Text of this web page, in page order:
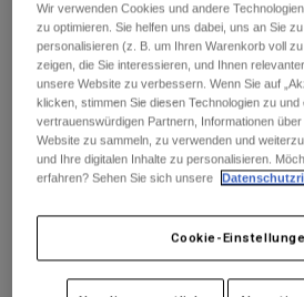
Handschuhe
Protektoren
Brillen
Socken
Ersatzteile
Brillen
Socken
Taschen & Zubehör
T-Shirts & Tops
Hoodies und Pullover
Jacken
Hosen
Shirts
Alle anzeigen
Moto
Helme
Jerseys
Hosen
Stiefel
Kairos Tech Tee für
Artikelnr. 36494
Price reduced from
€ 34,99to€ 17,50
Wir verwenden Cookies und andere
zu optimieren. Sie helfen uns dabei, uns an Sie
personalisieren (z. B. um Ihren Warenkorb voll
zeigen, die Sie interessieren, und Ihnen
unsere Website zu verbessern. Wenn Sie auf
klicken, stimmen Sie diesen Technologien zu
vertrauenswürdigen Partnern, Informationen
Website zu sammeln, zu verwenden und
und Ihre digitalen Inhalte zu personalisieren.
erfahren? Sehen Sie sich unsere
Cookie-